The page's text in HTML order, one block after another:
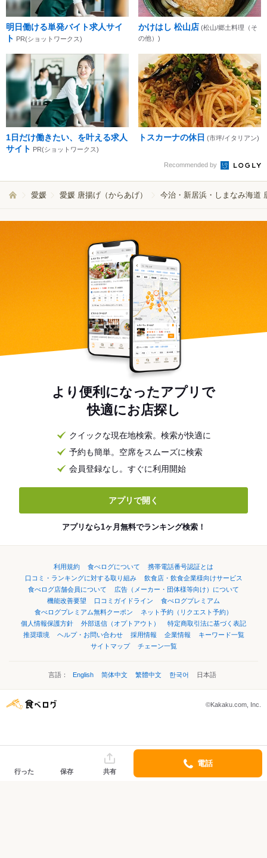
明日働ける単発バイト求人サイ
ト PR(ショットワークス)
かけはし 松山店 (松山/郷土料理（そ
の他）)
1日だけ働きたい、を叶える求人
サイト PR(ショットワークス)
トスカーナの休日 (市坪/イタリアン)
Recommended by
愛媛 愛媛 唐揚げ（からあげ） 今治・新居浜・しまなみ海道
より便利になったアプリで
快適にお店探し
クイックな現在地検索。検索が快適に
予約も簡単。空席をスムーズに検索
会員登録なし。すぐに利用開始
アプリで開く
アプリなら1ヶ月無料でランキング検索！
利用規約 食べログについて
携帯電話番号認証とは
口コミ・ランキングに対する取り組み
飲食店・飲食企業様向けサービス
食べログ店舗会員について
広告（メーカー・団体様等向け）について
機能改善要望
口コミガイドライン
食べログプレミアム
食べログプレミアム無料クーポン
ネット予約（リクエスト予約）
個人情報保護方針
外部送信（オプトアウト）
特定商取引法に基づく表記
推奨環境
ヘルプ・お問い合わせ 採用情報 企業情報
キーワード一覧
サイトマップ
チェーン一覧
言語： English 简体中文 繁體中文 한국어 日本語
©Kakaku.com, Inc.
行った 保存 共有
電話